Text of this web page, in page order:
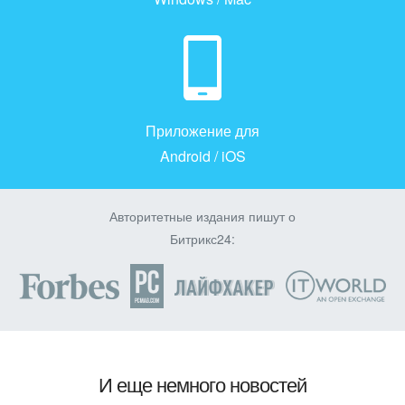
Приложение для
Android / iOS
Авторитетные издания пишут о
Битрикс24:
И еще немного новостей